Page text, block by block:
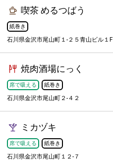
喫茶 めるつばう
紙巻き
石川県金沢市尾山町１-２５青山ビル１F
焼肉酒場にっく
席で吸える 紙巻き
石川県金沢市尾山町２-４２
ミカヅキ
席で吸える 紙巻き
石川県金沢市尾山町１２-７